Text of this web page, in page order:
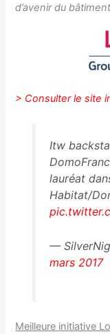
d’avenir du
> Consulter le site
Itw
lauréat
Habitat/
—
mars 2017
Meilleure initiative